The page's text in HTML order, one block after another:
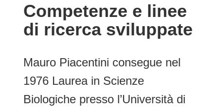
Competenze e linee
di ricerca sviluppate
Mauro Piacentini consegue nel
1976 Laurea in Scienze
Biologiche presso l’Università di